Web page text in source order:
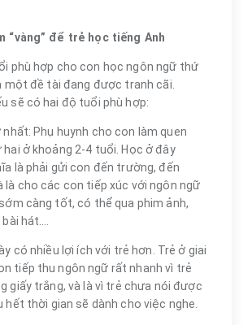
“vàng” để trẻ học tiếng Anh
phù hợp cho con học ngôn ngữ thứ
một đề tài đang được tranh cãi.
sẽ có hai độ tuổi phù hợp:
Phụ huynh cho con làm quen
ở khoảng 2-4 tuổi. Học ở đây
là phải gửi con đến trường, đến
là cho các con tiếp xúc với ngôn ngữ
càng tốt, có thể qua phim ảnh,
hát….
có nhiều lợi ích với trẻ hơn. Trẻ ở giai
tiếp thu ngôn ngữ rất nhanh vì trẻ
giấy trắng, và là vì trẻ chưa nói được
hết thời gian sẽ dành cho việc nghe.